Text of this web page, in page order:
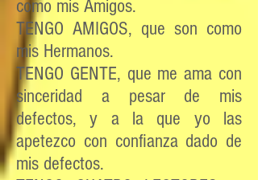
como mis Amigos.
TENGO AMIGOS, que son como
mis Hermanos.
TENGO GENTE, que me ama con
sinceridad a pesar de mis
defectos, y a la que yo las
apetezco con confianza dado de
mis defectos.